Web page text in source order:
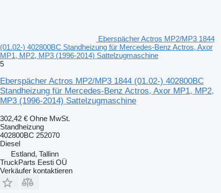
Eberspächer Actros MP2/MP3 1844
(01.02-) 402800BC Standheizung für Mercedes-Benz Actros, Axor
MP1, MP2, MP3 (1996-2014) Sattelzugmaschine
5
Eberspächer Actros MP2/MP3 1844 (01.02-) 402800BC
Standheizung für Mercedes-Benz Actros, Axor MP1, MP2,
MP3 (1996-2014) Sattelzugmaschine
302,42 € Ohne MwSt.
Standheizung
402800BC 252070
Diesel
Estland, Tallinn
TruckParts Eesti OÜ
Verkäufer kontaktieren